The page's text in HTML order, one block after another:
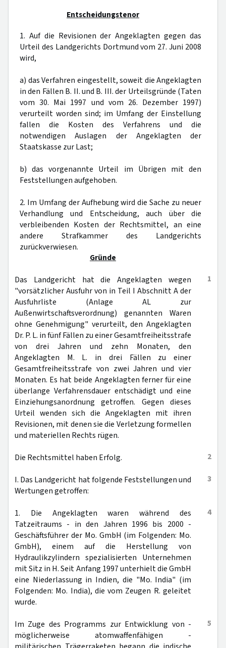
Entscheidungstenor
1. Auf die Revisionen der Angeklagten gegen das
Urteil des Landgerichts Dortmund vom 27. Juni 2008
wird,
a) das Verfahren eingestellt, soweit die Angeklagten
in den Fällen B. II. und B. III. der Urteilsgründe (Taten
vom 30. Mai 1997 und vom 26. Dezember 1997)
verurteilt worden sind; im Umfang der Einstellung
fallen die Kosten des Verfahrens und die
notwendigen Auslagen der Angeklagten der
Staatskasse zur Last;
b) das vorgenannte Urteil im Übrigen mit den
Feststellungen aufgehoben.
2. Im Umfang der Aufhebung wird die Sache zu neuer
Verhandlung und Entscheidung, auch über die
verbleibenden Kosten der Rechtsmittel, an eine
andere Strafkammer des Landgerichts
zurückverwiesen.
Gründe
1
Das Landgericht hat die Angeklagten wegen
"vorsätzlicher Ausfuhr von in Teil I Abschnitt A der
Ausfuhrliste (Anlage AL zur
Außenwirtschaftsverordnung) genannten Waren
ohne Genehmigung" verurteilt, den Angeklagten
Dr. P. L. in fünf Fällen zu einer Gesamtfreiheitsstrafe
von drei Jahren und zehn Monaten, den
Angeklagten M. L. in drei Fällen zu einer
Gesamtfreiheitsstrafe von zwei Jahren und vier
Monaten. Es hat beide Angeklagten ferner für eine
überlange Verfahrensdauer entschädigt und eine
Einziehungsanordnung getroffen. Gegen dieses
Urteil wenden sich die Angeklagten mit ihren
Revisionen, mit denen sie die Verletzung formellen
und materiellen Rechts rügen.
2
Die Rechtsmittel haben Erfolg.
3
I. Das Landgericht hat folgende Feststellungen und
Wertungen getroffen:
4
1. Die Angeklagten waren während des
Tatzeitraums - in den Jahren 1996 bis 2000 -
Geschäftsführer der Mo. GmbH (im Folgenden: Mo.
GmbH), einem auf die Herstellung von
Hydraulikzylindern spezialisierten Unternehmen
mit Sitz in H. Seit Anfang 1997 unterhielt die GmbH
eine Niederlassung in Indien, die "Mo. India" (im
Folgenden: Mo. India), die vom Zeugen R. geleitet
wurde.
5
Im Zuge des Programms zur Entwicklung von -
möglicherweise atomwaffenfähigen -